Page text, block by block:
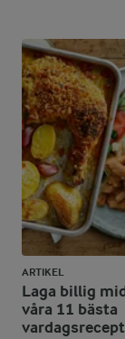
ARTIKEL
Laga billig
våra 11 bästa